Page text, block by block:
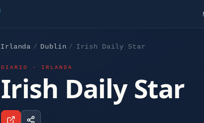
Irlanda Dublín Irish Daily Star
DIARIO · IRLANDA
Irish Daily Star